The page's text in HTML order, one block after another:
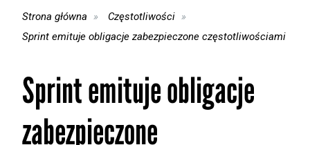
Strona główna
Częstotliwości
Sprint emituje obligacje zabezpieczone częstotliwościami
Sprint emituje obligacje
zabezpieczone